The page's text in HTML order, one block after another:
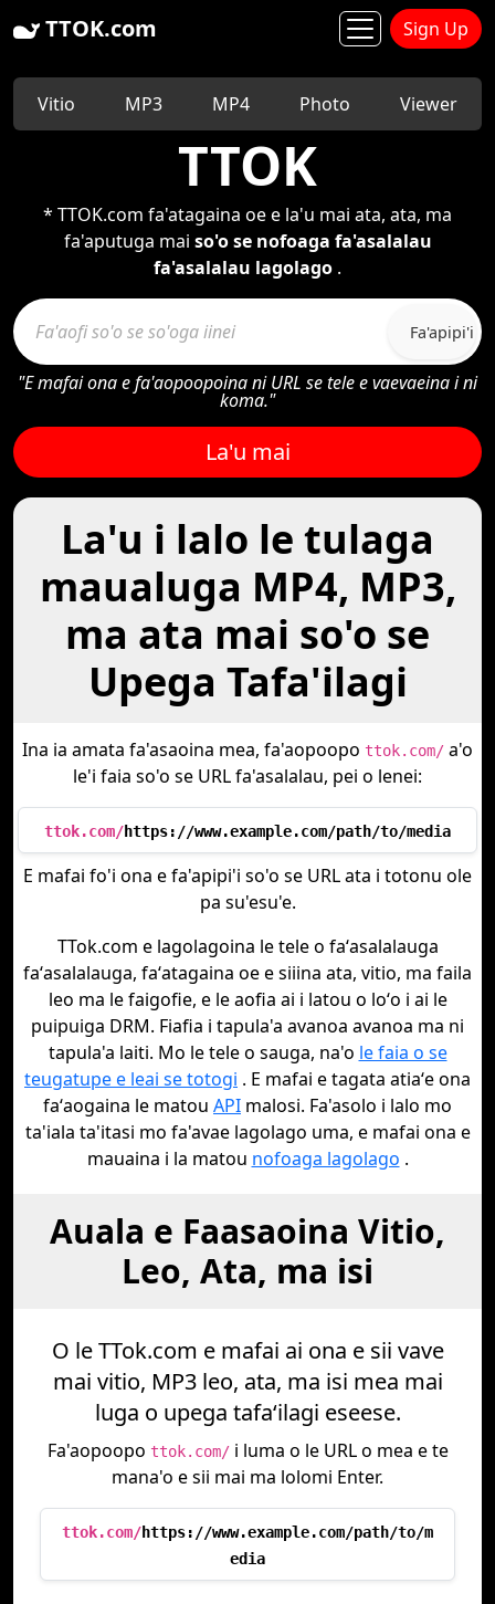
TTOK.com Sign Up
Vitio MP3 MP4 Photo Viewer
TTOK
* TTOK.com fa'atagaina oe e la'u mai ata, ata, ma
fa'aputuga mai so'o se nofoaga fa'asalalau
fa'asalalau lagolago .
Fa'apipi'i
"E mafai ona e fa'aopoopoina ni URL se tele e vaevaeina i ni
koma."
La'u mai
La'u i lalo le tulaga
maualuga MP4, MP3,
ma ata mai so'o se
Upega Tafa'ilagi
Ina ia amata fa'asaoina mea, fa'aopoopo ttok.com/ a'o
le'i faia so'o se URL fa'asalalau, pei o lenei:
ttok.com/https://www.example.com/path/to/media
E mafai fo'i ona e fa'apipi'i so'o se URL ata i totonu ole
pa su'esu'e.
TTok.com e lagolagoina le tele o faʻasalalauga
faʻasalalauga, faʻatagaina oe e siiina ata, vitio, ma faila
leo ma le faigofie, e le aofia ai i latou o loʻo i ai le
puipuiga DRM. Fiafia i tapula'a avanoa avanoa ma ni
tapula'a laiti. Mo le tele o sauga, na'o le faia o se
teugatupe e leai se totogi . E mafai e tagata atiaʻe ona
faʻaogaina le matou API malosi. Fa'asolo i lalo mo
ta'iala ta'itasi mo fa'avae lagolago uma, e mafai ona e
mauaina i la matou nofoaga lagolago .
Auala e Faasaoina Vitio,
Leo, Ata, ma isi
O le TTok.com e mafai ai ona e sii vave
mai vitio, MP3 leo, ata, ma isi mea mai
luga o upega tafaʻilagi eseese.
Fa'aopoopo ttok.com/i luma o le URL o mea e te
mana'o e sii mai ma lolomi Enter.
ttok.com/https://www.example.com/path/to/m
edia